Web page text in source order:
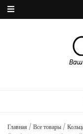
Главная / Все товары /